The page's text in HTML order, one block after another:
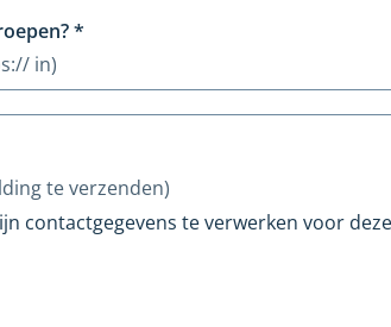
*
in)
te verzenden)
contactgegevens te verwerken voor